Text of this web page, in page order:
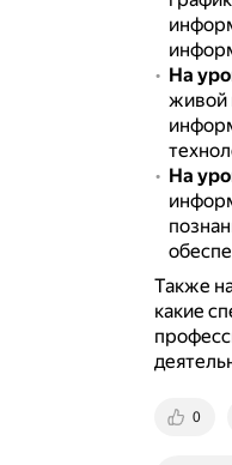
На
живой
На
Также
какие
0